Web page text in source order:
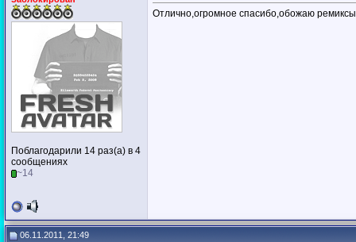
Поблагодарили 14 раз(а) в 4
сообщениях
~14
Отлично,огромное спасибо,обожаю
06.11.2011, 21:49